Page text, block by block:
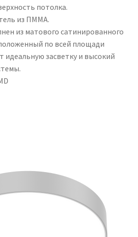
потолка.
из ПММА.
из матового сатинированного
по всей площади
идеальную засветку и высокий